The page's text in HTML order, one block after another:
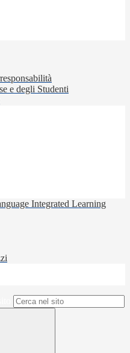
e degli Studenti
Integrated Learning